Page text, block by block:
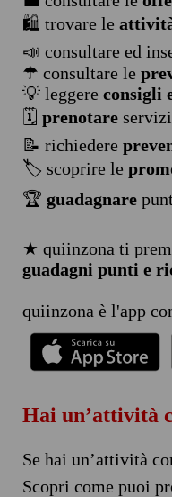
🛍️ trovare le
📣 consultare ed
☂ consultare le
💡 leggere consigli
🗓️ prenotareservizi
📝 richiedere
🏷️ scoprire le
🏆 guadagnare
★ quiinzona ti
guadagni punti e
quiinzona è l'app
Hai un’attività
Se hai un’attività
Scopri come puoi